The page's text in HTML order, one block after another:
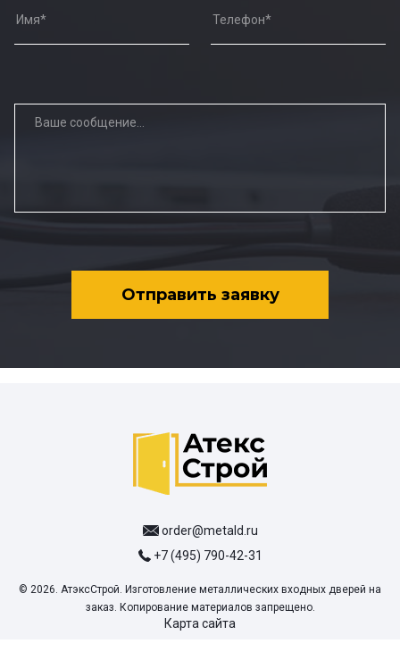
Отправить заявку
order@metald.ru
+7 (495) 790-42-31
© 2026. АтэксСтрой. Изготовление металлических входных дверей на
заказ. Копирование материалов запрещено.
Карта сайта